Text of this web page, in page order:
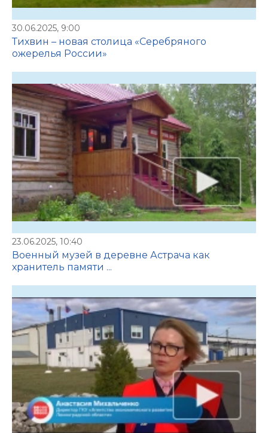
30.06.2025, 9:00
Тихвин – новая столица «Серебряного
ожерелья России»
23.06.2025, 10:40
Военный музей в деревне Астрача как
хранитель памяти ...